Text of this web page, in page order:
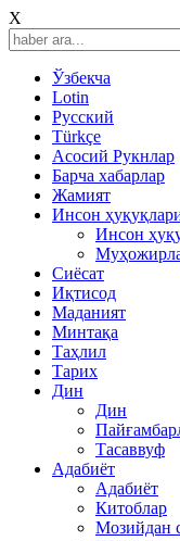
X
Ўзбекча
Lotin
Русский
Türkçe
Асосий Рукнлар
Барча хабарлар
Жамият
Инсон
Инсон
Сиёсат
Иқтисод
Mаданият
Минтақа
Таҳлил
Тарих
Дин
Дин
Тасаввуф
Адабиёт
Адабиёт
Китоблар
Мозийдан